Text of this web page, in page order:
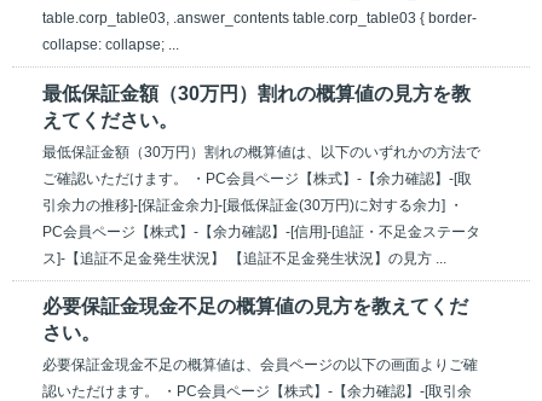
table.corp_table03, .answer_contents table.corp_table03 { border-
collapse: collapse; ...
最低保証金額（30万円）割れの概算値の見方を教
えてください。
最低保証金額（30万円）割れの概算値は、以下のいずれかの方法で
ご確認いただけます。 ・PC会員ページ【株式】-【余力確認】-[取
引余力の推移]-[保証金余力]-[最低保証金(30万円)に対する余力] ・
PC会員ページ【株式】-【余力確認】-[信用]-[追証・不足金ステータ
ス]-【追証不足金発生状況】 【追証不足金発生状況】の見方 ...
必要保証金現金不足の概算値の見方を教えてくだ
さい。
必要保証金現金不足の概算値は、会員ページの以下の画面よりご確
認いただけます。 ・PC会員ページ【株式】-【余力確認】-[取引余